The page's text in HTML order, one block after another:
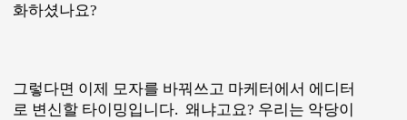
화하셨나요?
그렇다면 이제 모자를 바꿔쓰고 마케터에서 에디터
로 변신할 타이밍입니다.왜냐고요? 우리는 악당이